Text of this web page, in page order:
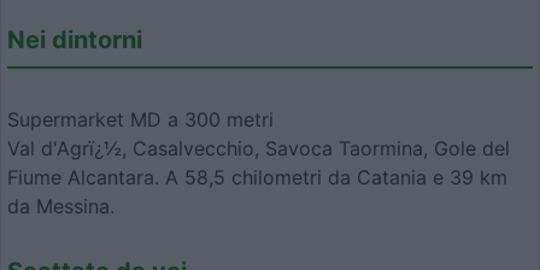
Nei dintorni
Supermarket MD a 300 metri
Val d'Agrï¿½, Casalvecchio, Savoca Taormina, Gole del
Fiume Alcantara. A 58,5 chilometri da Catania e 39 km
da Messina.